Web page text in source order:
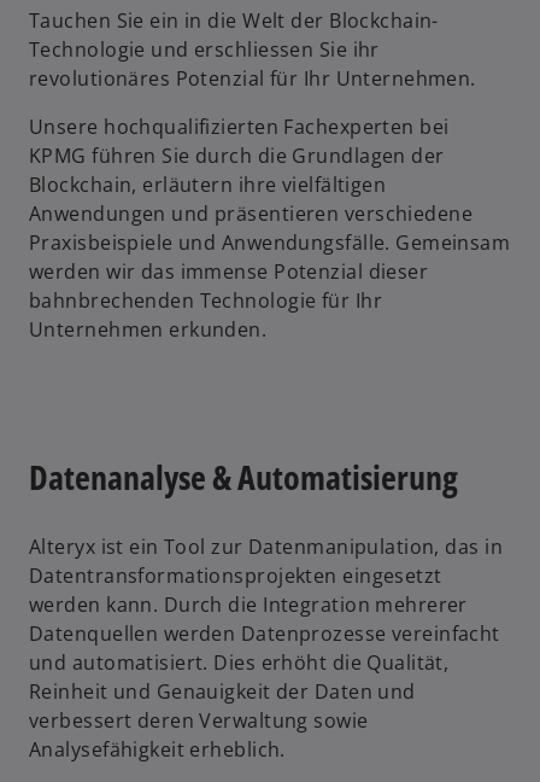
Tauchen Sie ein in die Welt der Blockchain-
Technologie und erschliessen Sie ihr
revolutionäres Potenzial für Ihr Unternehmen.
Unsere hochqualifizierten Fachexperten bei
KPMG führen Sie durch die Grundlagen der
Blockchain, erläutern ihre vielfältigen
Anwendungen und präsentieren verschiedene
Praxisbeispiele und Anwendungsfälle. Gemeinsam
werden wir das immense Potenzial dieser
bahnbrechenden Technologie für Ihr
Unternehmen erkunden.
Datenanalyse & Automatisierung
Alteryx ist ein Tool zur Datenmanipulation, das in
Datentransformationsprojekten eingesetzt
werden kann. Durch die Integration mehrerer
Datenquellen werden Datenprozesse vereinfacht
und automatisiert. Dies erhöht die Qualität,
Reinheit und Genauigkeit der Daten und
verbessert deren Verwaltung sowie
Analysefähigkeit erheblich.